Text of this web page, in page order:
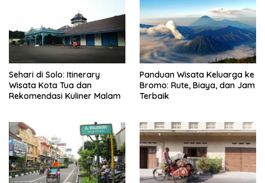
Sehari di Solo: Itinerary
Wisata Kota Tua dan
Rekomendasi Kuliner Malam
Panduan Wisata Keluarga ke
Bromo: Rute, Biaya, dan Jam
Terbaik